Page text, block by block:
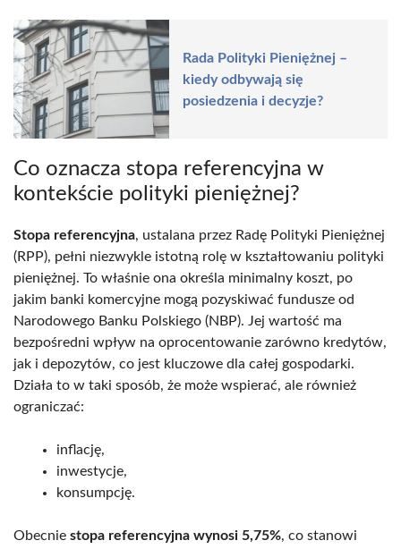
Rada Polityki Pieniężnej –
kiedy odbywają się
posiedzenia i decyzje?
Co oznacza stopa referencyjna w
kontekście polityki pieniężnej?
Stopa referencyjna, ustalana przez Radę Polityki Pieniężnej
(RPP), pełni niezwykle istotną rolę w kształtowaniu polityki
pieniężnej. To właśnie ona określa minimalny koszt, po
jakim banki komercyjne mogą pozyskiwać fundusze od
Narodowego Banku Polskiego (NBP). Jej wartość ma
bezpośredni wpływ na oprocentowanie zarówno kredytów,
jak i depozytów, co jest kluczowe dla całej gospodarki.
Działa to w taki sposób, że może wspierać, ale również
ograniczać:
inflację,
inwestycje,
konsumpcję.
Obecnie stopa referencyjna wynosi 5,75%, co stanowi